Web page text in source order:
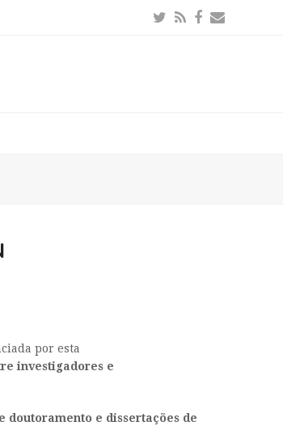
Twitter
RSSFacebook
Email
por esta
investigadores e
doutoramento e dissertações de